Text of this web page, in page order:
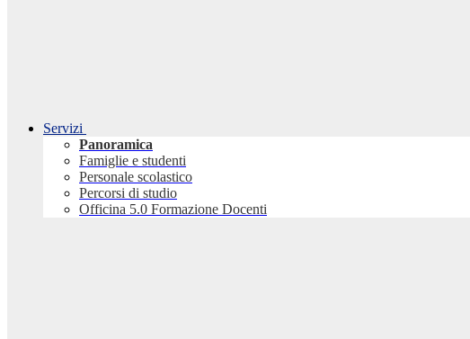
Servizi
Panoramica
Famiglie e studenti
Personale scolastico
Percorsi di studio
Officina 5.0 Formazione Docenti